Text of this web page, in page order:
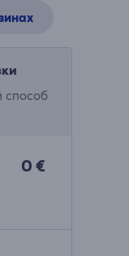
способ
0 €